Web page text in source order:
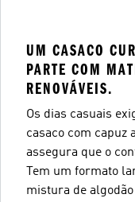
UM CASACO
PARTE COM
RENOVÁVEIS.
Os dias casuais
casaco com capuz
assegura que o
Tem um formato
mistura de